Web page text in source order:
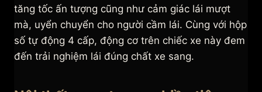
tăng tốc ấn tượng cũng như cảm giác lái mượt
mà, uyển chuyển cho người cầm lái. Cùng với hộp
số tự động 4 cấp, động cơ trên chiếc xe này đem
đến trải nghiệm lái đúng chất xe sang.